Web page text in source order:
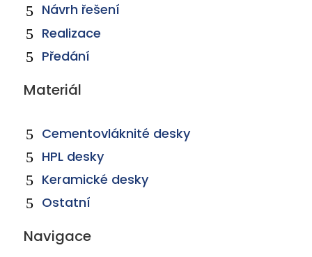
Návrh řešení
Realizace
Předání
Materiál
Cementovláknité desky
HPL desky
Keramické desky
Ostatní
Navigace